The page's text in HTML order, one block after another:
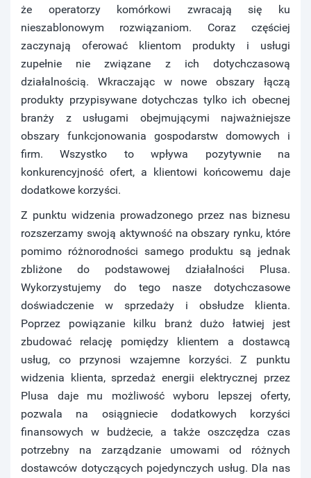
że operatorzy komórkowi zwracają się ku
nieszablonowym rozwiązaniom. Coraz częściej
zaczynają oferować klientom produkty i usługi
zupełnie nie związane z ich dotychczasową
działalnością. Wkraczając w nowe obszary łączą
produkty przypisywane dotychczas tylko ich obecnej
branży z usługami obejmującymi najważniejsze
obszary funkcjonowania gospodarstw domowych i
firm. Wszystko to wpływa pozytywnie na
konkurencyjność ofert, a klientowi końcowemu daje
dodatkowe korzyści.
Z punktu widzenia prowadzonego przez nas biznesu
rozszerzamy swoją aktywność na obszary rynku, które
pomimo różnorodności samego produktu są jednak
zbliżone do podstawowej działalności Plusa.
Wykorzystujemy do tego nasze dotychczasowe
doświadczenie w sprzedaży i obsłudze klienta.
Poprzez powiązanie kilku branż dużo łatwiej jest
zbudować relację pomiędzy klientem a dostawcą
usług, co przynosi wzajemne korzyści. Z punktu
widzenia klienta, sprzedaż energii elektrycznej przez
Plusa daje mu możliwość wyboru lepszej oferty,
pozwala na osiągniecie dodatkowych korzyści
finansowych w budżecie, a także oszczędza czas
potrzebny na zarządzanie umowami od różnych
dostawców dotyczących pojedynczych usług. Dla nas